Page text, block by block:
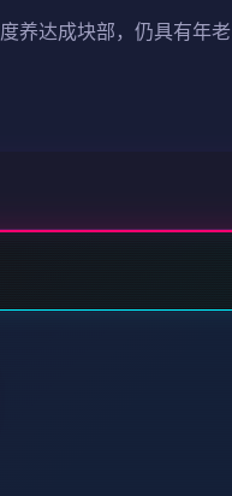
养达成块部，仍具有年老